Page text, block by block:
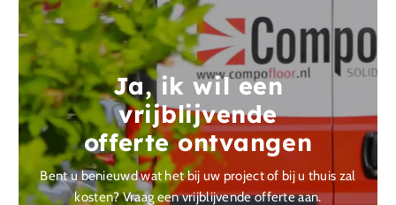
Ja, ik wil een
vrijblijvende
offerte ontvangen
Bent u benieuwd wat het bij uw project of bij u thuis zal
kosten? Vraag een vrijblijvende offerte aan.